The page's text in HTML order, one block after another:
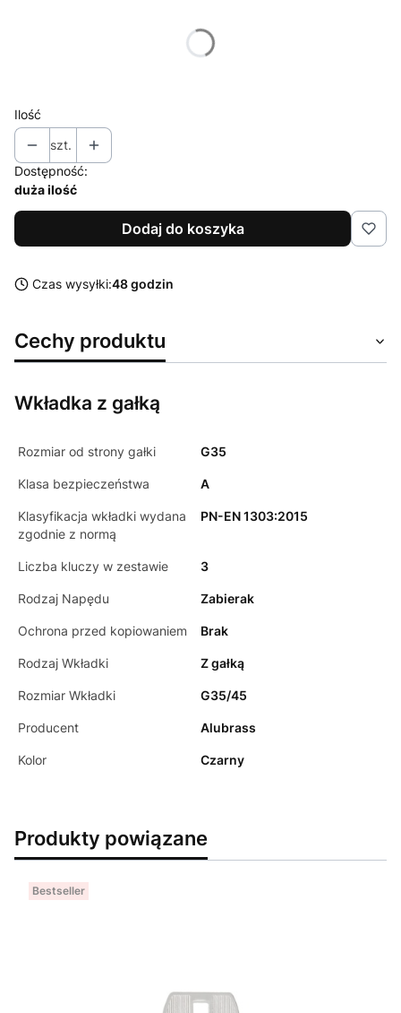
Poszczególne warianty mogą różnić się ceną
Ilość
szt.
Dostępność:
duża ilość
Dodaj do koszyka
Czas wysyłki:48 godzin
Cechy produktu
Wkładka z gałką
Rozmiar od strony gałki G35
Klasa bezpieczeństwa A
Klasyfikacja wkładki wydana
zgodnie z normą
PN-EN 1303:2015
Liczba kluczy w zestawie 3
Rodzaj Napędu Zabierak
Ochrona przed kopiowaniem Brak
Rodzaj Wkładki Z gałką
Rozmiar Wkładki G35/45
Producent Alubrass
Kolor Czarny
Produkty powiązane
Bestseller